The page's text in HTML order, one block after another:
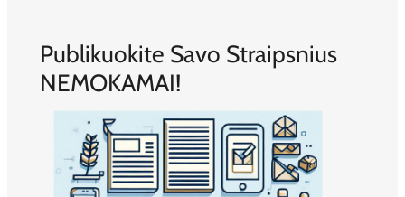
Publikuokite Savo Straipsnius
NEMOKAMAI!